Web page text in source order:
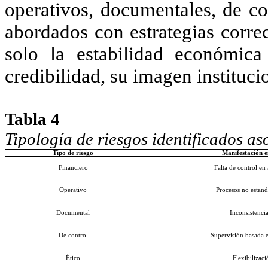
operativos, documentales, de
abordados con estrategias
solo la estabilidad
credibilidad, su imagen
Tabla 4
Tipología de riesgos identificados
Tipo de riesgo Manifestación
Financiero Falta de control en
Operativo Procesos no
Documental
De control Supervisión basada
Ético